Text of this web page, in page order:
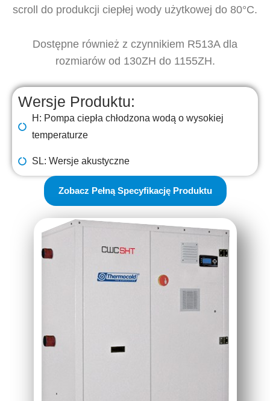
scroll do produkcji ciepłej wody użytkowej do 80°C.
Dostępne również z czynnikiem R513A dla
rozmiarów od 130ZH do 1155ZH.
Wersje Produktu:
H: Pompa ciepła chłodzona wodą o wysokiej
temperaturze
SL: Wersje akustyczne
Zobacz Pełną Specyfikację Produktu